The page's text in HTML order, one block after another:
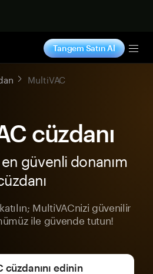
Tangem Satın Al
MultiVAC
cüzdanı
güvenli donanım
MultiVACnizi güvenilir
ile güvende tutun!
cüzdanını edinin